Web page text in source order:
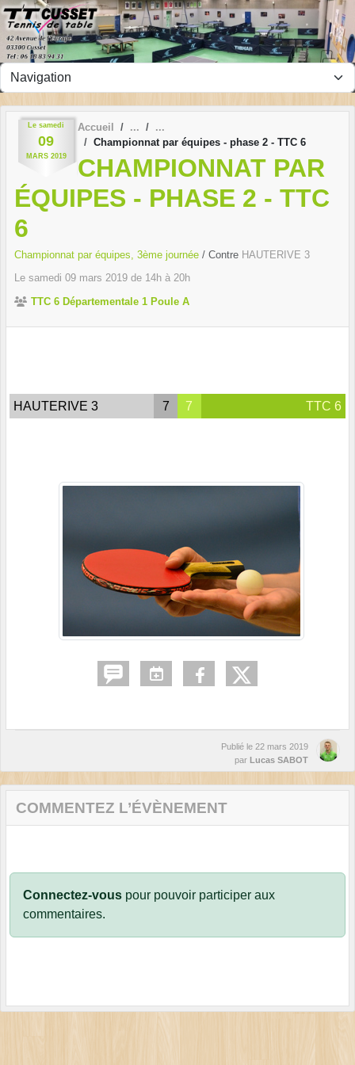
Le samedi
09
MARS 2019
Accueil
Championnat par équipes - phase 2 - TTC 6
CHAMPIONNAT PAR
ÉQUIPES - PHASE 2 - TTC
6
Championnat par équipes, 3ème journée / Contre HAUTERIVE 3
Le samedi 09 mars 2019 de 14h à 20h
TTC 6 Départementale 1 Poule A
HAUTERIVE 3 7 7 TTC 6
Publié le 22 mars 2019
par Lucas SABOT
COMMENTEZ L’ÉVÈNEMENT
Connectez-vous pour pouvoir participer aux
commentaires.
Panneau de gestion des cookies